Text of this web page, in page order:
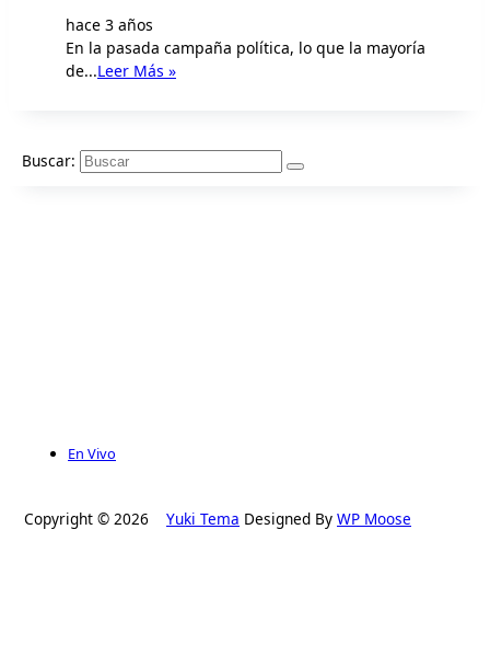
hace 3 años
En la pasada campaña política, lo que la mayoría
de...Leer Más »
Buscar:
En Vivo
Copyright © 2026 Yuki Tema Designed By WP Moose